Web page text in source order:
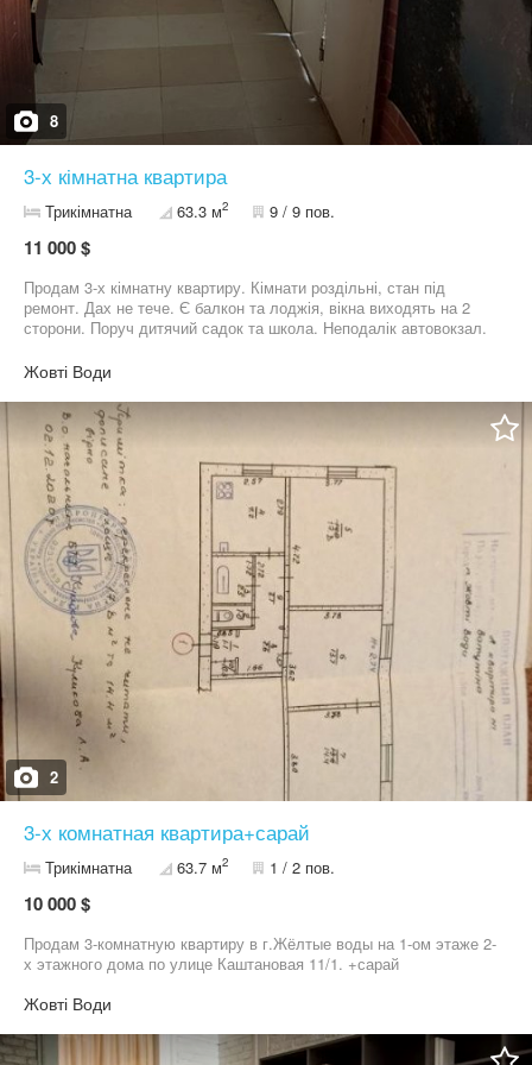
8
3-х кімнатна квартира
Трикімнатна 63.3 м2 9 / 9 пов.
11 000 $
Продам 3-х кімнатну квартиру. Кімнати роздільні, стан під
ремонт. Дах не тече. Є балкон та лоджія, вікна виходять на 2
сторони. Поруч дитячий садок та школа. Неподалік автовокзал.
квартири) По всім питанням по телефону
Жовті Води
2
3-х комнатная квартира+сарай
Трикімнатна 63.7 м2 1 / 2 пов.
10 000 $
Продам 3-комнатную квартиру в г.Жёлтые воды на 1-ом этаже 2-
х этажного дома по улице Каштановая 11/1. +сарай
Жовті Води